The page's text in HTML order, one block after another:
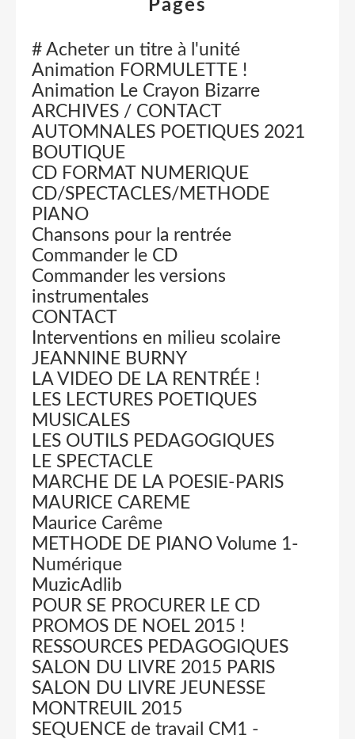
Pages
# Acheter un titre à l'unité
Animation FORMULETTE !
Animation Le Crayon Bizarre
ARCHIVES / CONTACT
AUTOMNALES POETIQUES 2021
BOUTIQUE
CD FORMAT NUMERIQUE
CD/SPECTACLES/METHODE
PIANO
Chansons pour la rentrée
Commander le CD
Commander les versions
instrumentales
CONTACT
Interventions en milieu scolaire
JEANNINE BURNY
LA VIDEO DE LA RENTRÉE !
LES LECTURES POETIQUES
MUSICALES
LES OUTILS PEDAGOGIQUES
LE SPECTACLE
MARCHE DE LA POESIE-PARIS
MAURICE CAREME
Maurice Carême
METHODE DE PIANO Volume 1-
Numérique
MuzicAdlib
POUR SE PROCURER LE CD
PROMOS DE NOEL 2015 !
RESSOURCES PEDAGOGIQUES
SALON DU LIVRE 2015 PARIS
SALON DU LIVRE JEUNESSE
MONTREUIL 2015
SEQUENCE de travail CM1 -